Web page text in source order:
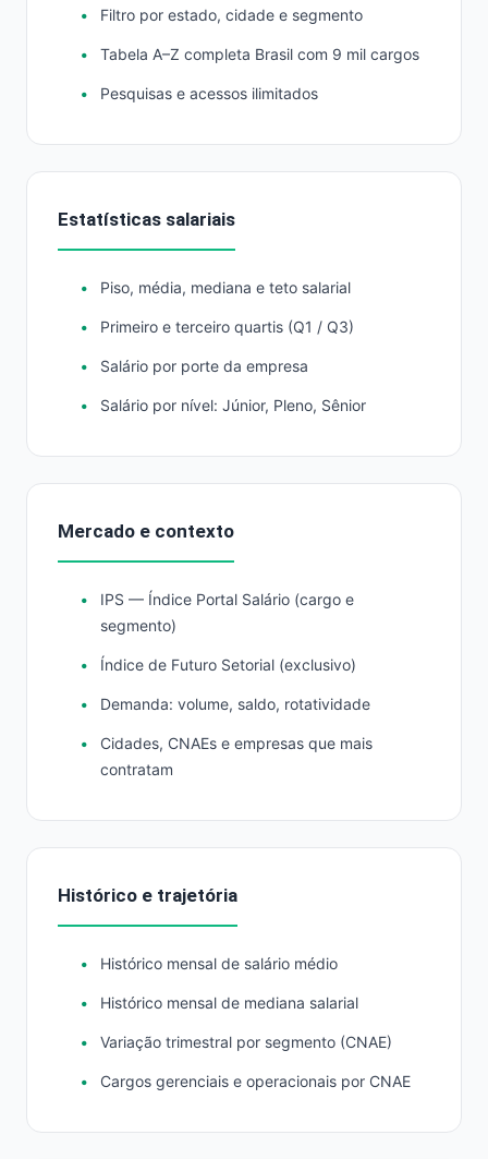
Filtro por estado, cidade e segmento
Tabela A–Z completa Brasil com 9 mil cargos
Pesquisas e acessos ilimitados
Estatísticas salariais
Piso, média, mediana e teto salarial
Primeiro e terceiro quartis (Q1 / Q3)
Salário por porte da empresa
Salário por nível: Júnior, Pleno, Sênior
Mercado e contexto
IPS — Índice Portal Salário (cargo e
segmento)
Índice de Futuro Setorial (exclusivo)
Demanda: volume, saldo, rotatividade
Cidades, CNAEs e empresas que mais
contratam
Histórico e trajetória
Histórico mensal de salário médio
Histórico mensal de mediana salarial
Variação trimestral por segmento (CNAE)
Cargos gerenciais e operacionais por CNAE